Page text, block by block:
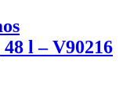
l – V90216